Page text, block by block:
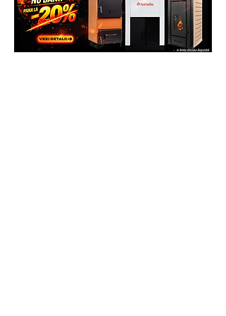
13,2, Chiajna, Ilfov, Romania, C.P.
077040
Telefon: 0758.644.374/0755.090.519